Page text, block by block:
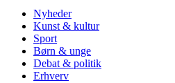
Nyheder
Kunst & kultur
Sport
Børn & unge
Debat & politik
Erhverv